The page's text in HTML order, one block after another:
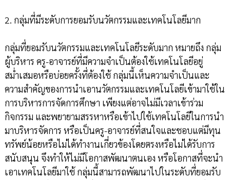
2. กลุ่มที่มีระดับการยอมรับนวัตกรรมและเทคโนโลยีมาก
กลุ่มที่ยอมรับนวัตกรรมและเทคโนโลยีระดับมาก หมายถึง กลุ่ม
ผู้บริหาร ครู-อาจารย์ที่มีความจำเป็นต้องใช้เทคโนโลยีอยู่
สม่ำเสมอหรือบ่อยครั้งที่ต้องใช้ กลุ่มนี้เห็นความจำเป็นและ
ความสำคัญของการนำเอานวัตกรรมและเทคโนโลยีเข้ามาใช้ใน
การบริหารการจัดการศึกษา เพียงแต่อาจไม่มีเวลาเข้าร่วม
กิจกรรม และพยายามสรรหาหรือเข้าไปใช้เทคโนโลยีในการนำ
มาบริหารจัดการ หรือเป็นครู-อาจารย์ที่สนใจและชอบแต่มีทุน
ทรัพย์น้อยหรือไม่ได้ทำงานเกี่ยวข้องโดยตรงหรือไม่ได้รับการ
สนับสนุน จึงทำให้ไม่มีโอกาสพัฒนาตนเอง หรือโอกาสที่จะนำ
เอาเทคโนโลยีมาใช้ กลุ่มนี้สามารถพัฒนาไปในระดับที่ยอมรับ